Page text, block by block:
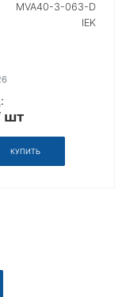
MVA40-3-063-D
IEK
шт
КУПИТЬ